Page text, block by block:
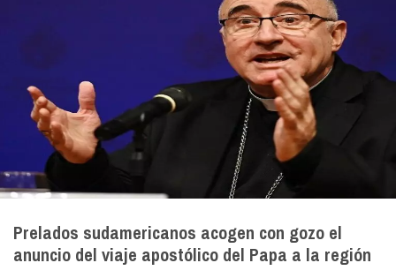
Prelados sudamericanos acogen con gozo el
anuncio del viaje apostólico del Papa a la región